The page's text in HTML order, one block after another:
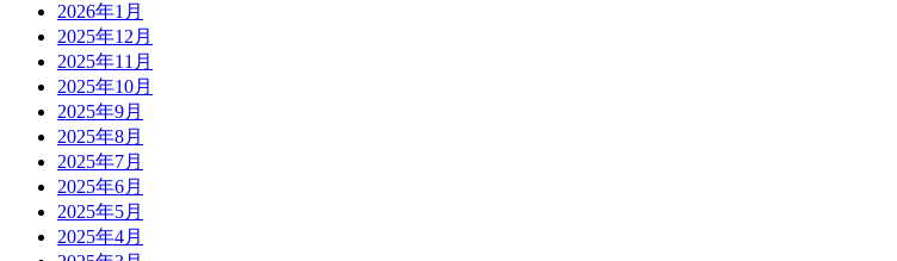
2026年1月
2025年12月
2025年11月
2025年10月
2025年9月
2025年8月
2025年7月
2025年6月
2025年5月
2025年4月